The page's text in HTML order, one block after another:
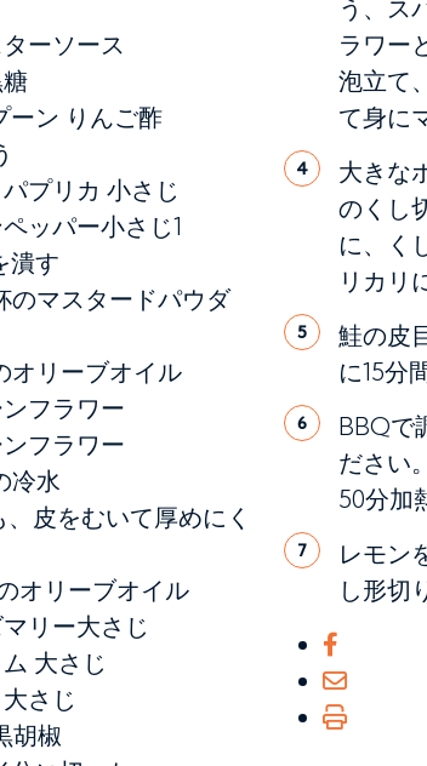
ーソース
ーン りんご酢
プリカ 小さじ
ッパー小さじ1
潰す
のマスタードパウダ
オリーブオイル
フラワー
フラワー
冷水
、皮をむいて厚めにく
オリーブオイル
リー大さじ
大さじ
さじ
胡椒
う、ス
ラワー
泡立て
て身に
4
大きな
のくし
に、く
リカリ
5
鮭の皮
に15分
6
BBQで
ださい
50分加
7
レモン
し形切